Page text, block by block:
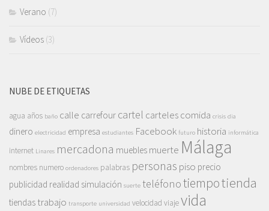
Verano (7)
Vídeos (3)
NUBE DE ETIQUETAS
agua años baño calle carrefour cartel cartelescomida crisis dia
dinero electricidad empresa estudiantes Facebook futuro historia informática
internet Linares mercadona muebles muerte Málaga
nombres numero ordenadores palabras personas piso precio
publicidad realidad simulación suerte teléfonotiempotienda
tiendas trabajo transporte universidad velocidad viajevida